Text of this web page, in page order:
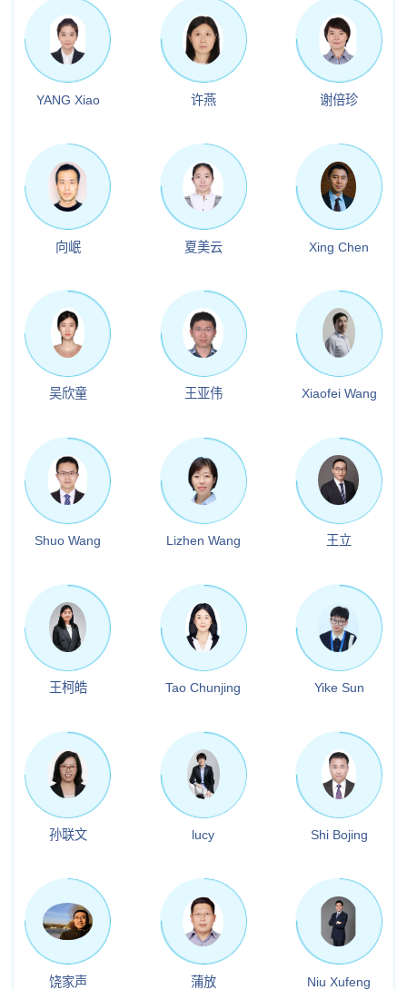
YANG Xiao 许燕 谢倍珍
向岷 夏美云 Xing Chen
吴欣童 王亚伟 Xiaofei Wang
Shuo Wang Lizhen Wang 王立
王柯皓 Tao Chunjing Yike Sun
孙联文 lucy Shi Bojing
饶家声 蒲放 Niu Xufeng